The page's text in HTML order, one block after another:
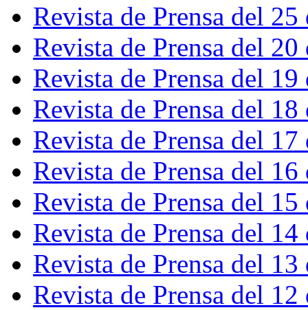
Revista de Prensa del
Revista de Prensa del
Revista de Prensa del
Revista de Prensa del
Revista de Prensa del
Revista de Prensa del
Revista de Prensa del
Revista de Prensa del
Revista de Prensa del
Revista de Prensa del